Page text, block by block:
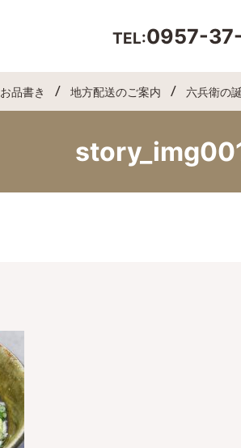
TEL:0957-
お品書き 地方配送のご案内 六兵衛の